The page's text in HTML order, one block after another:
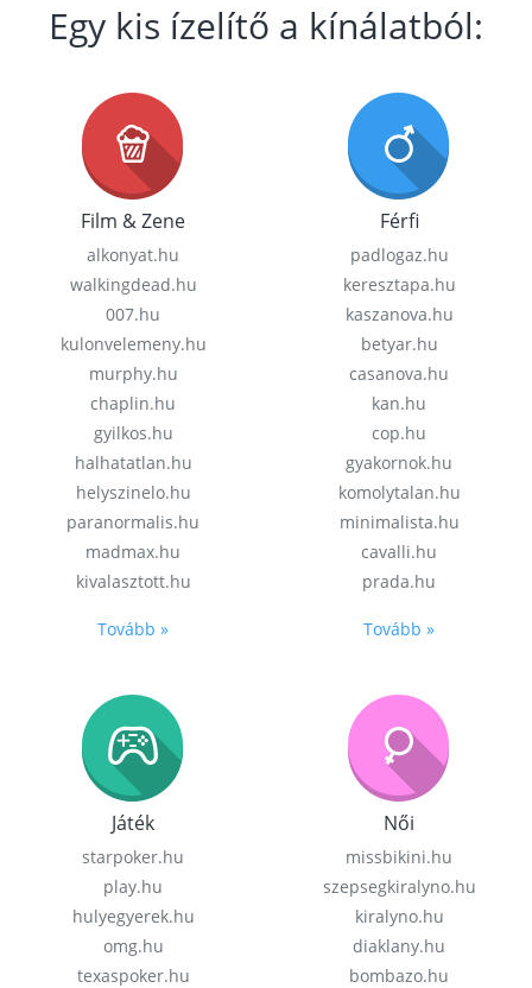
Egy kis ízelítő a kínálatból:
Film & Zene
alkonyat.hu
walkingdead.hu
007.hu
kulonvelemeny.hu
murphy.hu
chaplin.hu
gyilkos.hu
halhatatlan.hu
helyszinelo.hu
paranormalis.hu
madmax.hu
kivalasztott.hu
Tovább »
Férfi
padlogaz.hu
keresztapa.hu
kaszanova.hu
betyar.hu
casanova.hu
kan.hu
cop.hu
gyakornok.hu
komolytalan.hu
minimalista.hu
cavalli.hu
prada.hu
Tovább »
Játék
starpoker.hu
play.hu
hulyegyerek.hu
omg.hu
texaspoker.hu
Női
missbikini.hu
szepsegkiralyno.hu
kiralyno.hu
diaklany.hu
bombazo.hu